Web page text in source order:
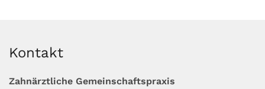
Kontakt
Zahnärztliche Gemeinschaftspraxis